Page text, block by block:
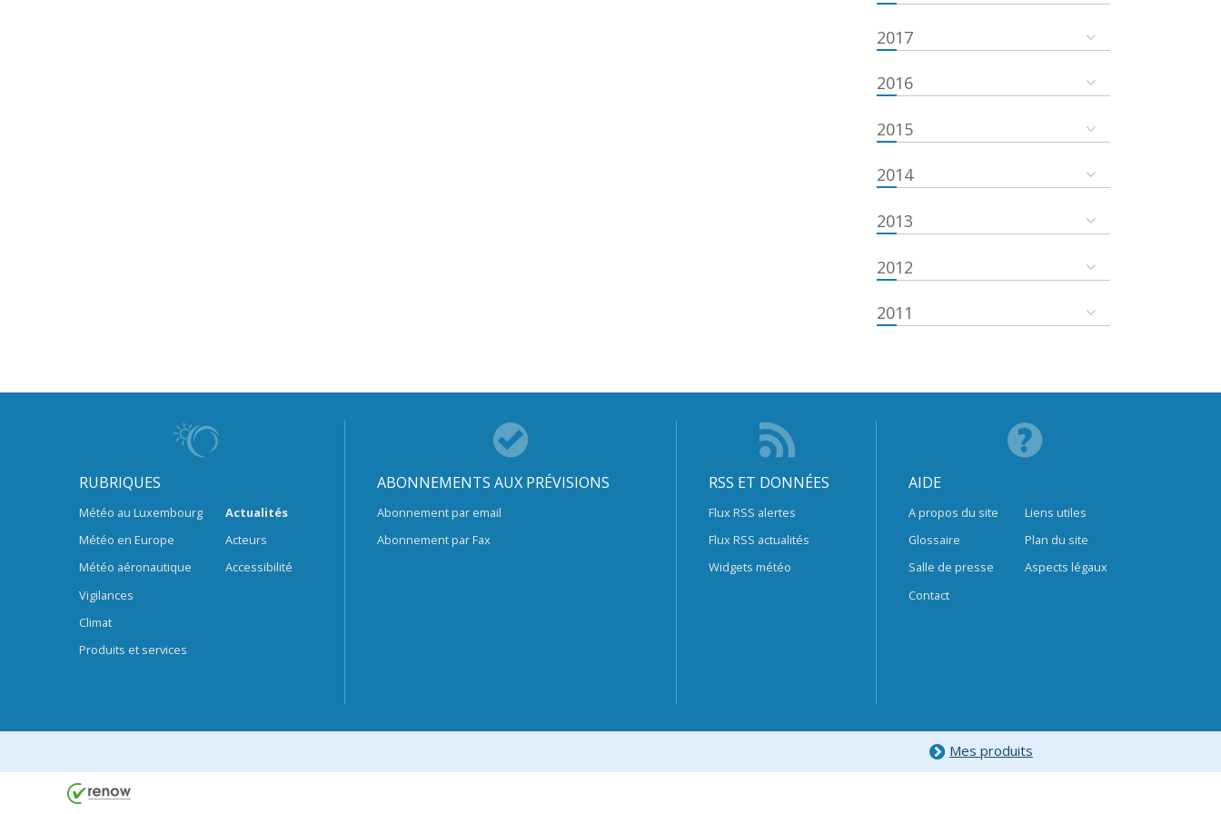
2017
2016
2015
2014
2013
2012
2011
RUBRIQUES
Météo au Luxembourg
Météo en Europe
Météo aéronautique
Vigilances
Climat
Produits et services
Actualités
Acteurs
Accessibilité
ABONNEMENTS AUX PRÉVISIONS
Abonnement par email
Abonnement par Fax
RSS ET DONNÉES
Flux RSS alertes
Flux RSS actualités
Widgets météo
AIDE
A propos du site
Glossaire
Salle de presse
Contact
Liens utiles
Plan du site
Aspects légaux
Mes produits